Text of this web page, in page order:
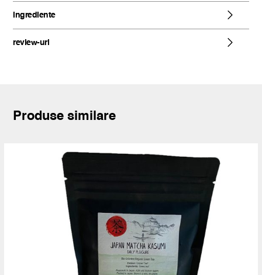
ingrediente
review-uri
Produse similare